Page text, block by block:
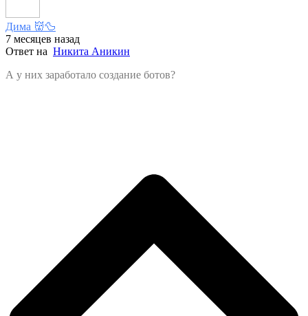
Дима 👹🦆
7 месяцев назад
Ответ на Никита Аникин
А у них заработало создание ботов?